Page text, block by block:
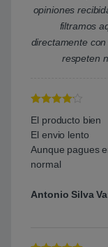
opiniones
filtramos
directamente
respeten
con4de 5
El producto bien
El envio lento
Aunque pagues
normal
Antonio Silva